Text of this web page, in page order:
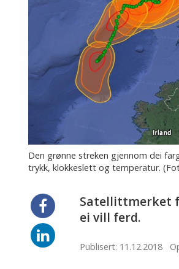
Den grønne streken gjennom dei
trykk, klokkeslett og temperatur.
Satellittmerket
ei vill ferd.
Publisert: 11.12.2018
Del
på
Facebook
Del
på